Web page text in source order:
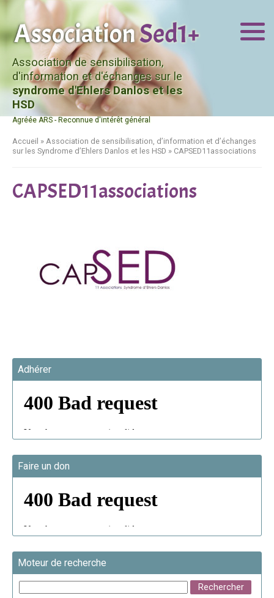
Association de sensibilisation,
d'information et d'échanges sur le
syndrome d'Ehlers Danlos et les
HSD
Agréée ARS - Reconnue d'intérêt général
Accueil » Association de sensibilisation, d’information et d’échanges
sur les Syndrome d’Ehlers Danlos et les HSD » CAPSED11associations
CAPSED11associations
Adhérer
Faire un don
Moteur de recherche